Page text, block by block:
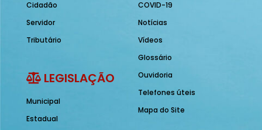
Cidadão
Servidor
Tributário
LEGISLAÇÃO
Municipal
Estadual
COVID-19
Notícias
Vídeos
Glossário
Ouvidoria
Telefones úteis
Mapa do Site